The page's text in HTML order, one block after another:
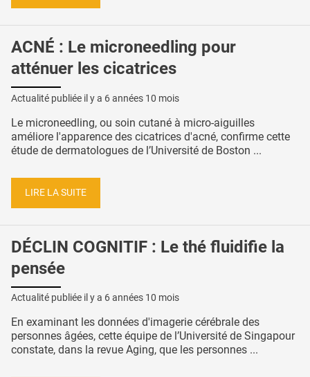
ACNÉ : Le microneedling pour
atténuer les cicatrices
Actualité publiée il y a 6 années 10 mois
Le microneedling, ou soin cutané à micro-aiguilles
améliore l'apparence des cicatrices d'acné, confirme cette
étude de dermatologues de l’Université de Boston ...
LIRE LA SUITE
DÉCLIN COGNITIF : Le thé fluidifie la
pensée
Actualité publiée il y a 6 années 10 mois
En examinant les données d'imagerie cérébrale des
personnes âgées, cette équipe de l’Université de Singapour
constate, dans la revue Aging, que les personnes ...